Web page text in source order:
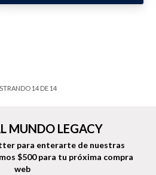
14DE 14
MUNDO LEGACY
para enterarte de nuestras
$500 para tu próxima compra
web